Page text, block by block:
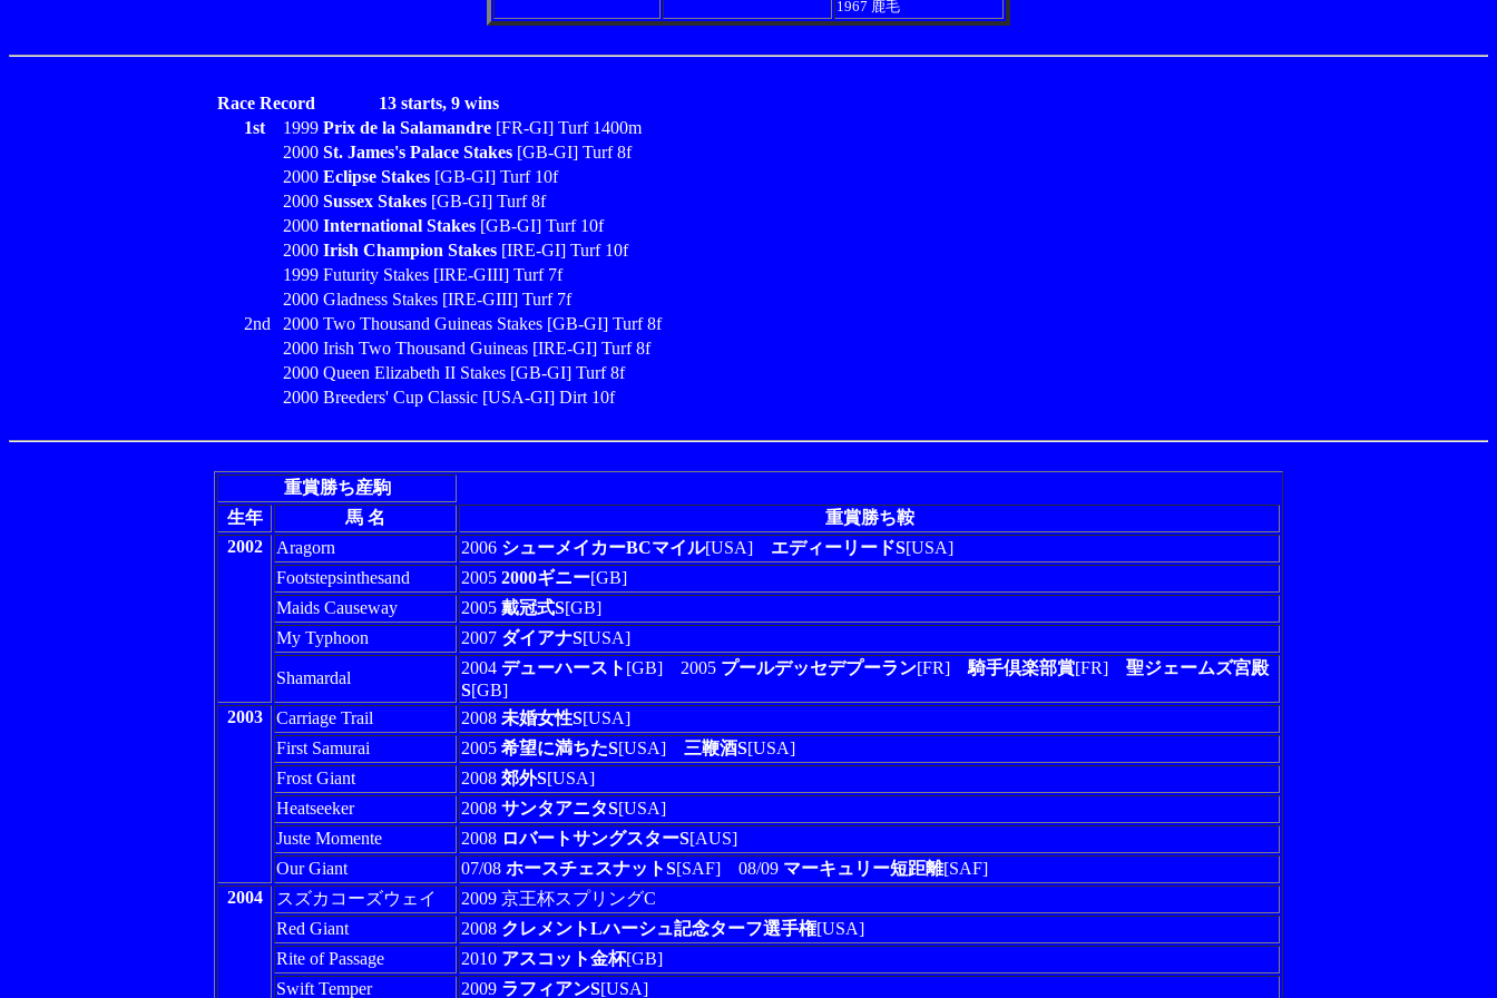
1967 鹿毛
Race Record
13 starts, 9 wins
1st
1999 Prix de la Salamandre [FR-GI] Turf 1400m
2000 St. James's Palace Stakes [GB-GI] Turf 8f
2000 Eclipse Stakes [GB-GI] Turf 10f
2000 Sussex Stakes [GB-GI] Turf 8f
2000 International Stakes [GB-GI] Turf 10f
2000 Irish Champion Stakes [IRE-GI] Turf 10f
1999 Futurity Stakes [IRE-GIII] Turf 7f
2000 Gladness Stakes [IRE-GIII] Turf 7f
2nd
2000 Two Thousand Guineas Stakes [GB-GI] Turf 8f
2000 Irish Two Thousand Guineas [IRE-GI] Turf 8f
2000 Queen Elizabeth II Stakes [GB-GI] Turf 8f
2000 Breeders' Cup Classic [USA-GI] Dirt 10f
重賞勝ち産駒
生年
馬 名
重賞勝ち鞍
2002
Aragorn 2006 シューメイカーBCマイル[USA] エディーリードS[USA]
Footstepsinthesand
2005 2000ギニー[GB]
Maids Causeway
2005 戴冠式S[GB]
My Typhoon
2007 ダイアナS[USA]
Shamardal
2004 デューハースト [GB] 2005 プールデッセデプーラン[FR] 騎手倶楽部賞[FR] 聖ジェームズ宮殿
S[GB]
2003
Carriage Trail 2008 未婚女性S[USA]
First Samurai
2005 希望に満ちたS[USA] 三鞭酒S[USA]
Frost Giant
2008 郊外S[USA]
Heatseeker
2008 サンタアニタS[USA]
Juste Momente
2008 ロバートサングスターS[AUS]
Our Giant
07/08 ホースチェスナットS[SAF] 08/09 マーキュリー短距離[SAF]
2004
スズカコーズウェイ
2009 京王杯スプリングC
Red Giant
2008 クレメントLハーシュ記念ターフ選手権[USA]
Rite of Passage
2010 アスコット金杯[GB]
Swift Temper
2009 ラフィアンS[USA]